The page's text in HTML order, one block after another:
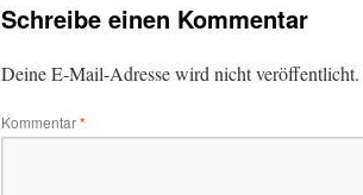
Schreibe einen Kommentar
Deine E-Mail-Adresse wird nicht veröffentlicht.
Kommentar*